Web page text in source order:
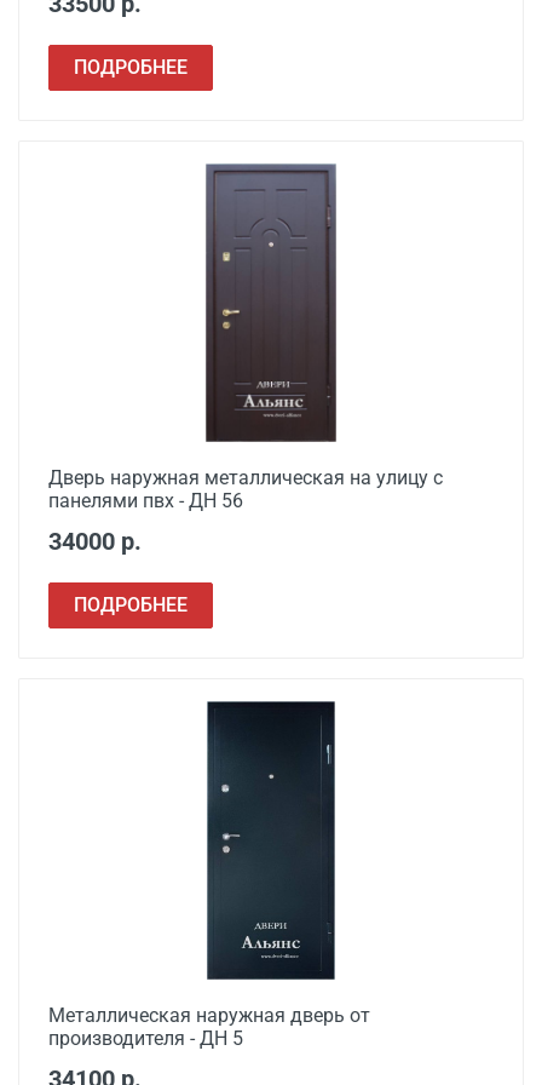
ПОДРОБНЕЕ
Дверь наружная металлическая на улицу с
панелями пвх - ДН 56
34000 р.
ПОДРОБНЕЕ
Металлическая наружная дверь от
производителя - ДН 5
34100 р.